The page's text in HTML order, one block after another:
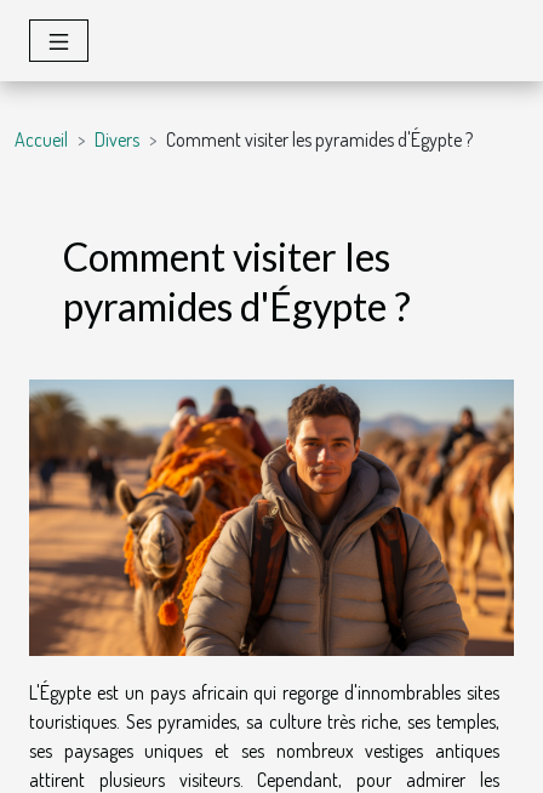
Accueil Divers Comment visiter les pyramides d'Égypte ?
Comment visiter les
pyramides d'Égypte ?
L'Égypte est un pays africain qui regorge d'innombrables sites
touristiques. Ses pyramides, sa culture très riche, ses temples,
ses paysages uniques et ses nombreux vestiges antiques
attirent plusieurs visiteurs. Cependant, pour admirer les